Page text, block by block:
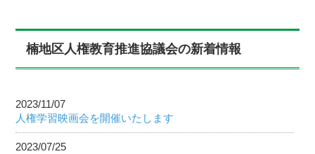
楠地区人権教育推進協議会の新着情報
2023/11/07
人権学習映画会を開催いたします
2023/07/25